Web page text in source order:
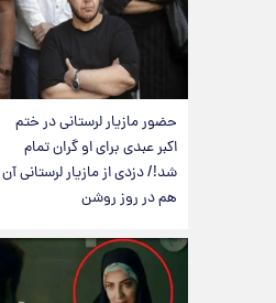
حضور مازیار لرستانی در ختم
اکبر عبدی برای او گران تمام
شد!/ دزدی از مازیار لرستانی آن
هم در روز روشن